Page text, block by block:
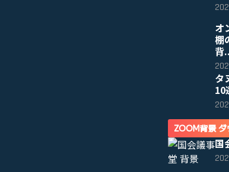
オ
棚
背
タ
10
ZOOM背景
国